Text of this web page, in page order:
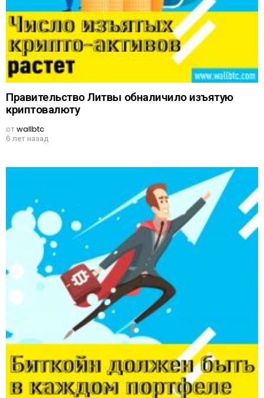
Правительство Литвы обналичило изъятую
криптовалюту
отwallbtc
6 лет назад